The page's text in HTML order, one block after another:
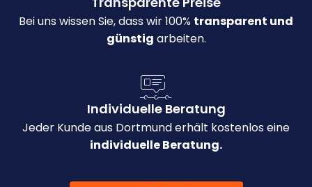
Bei uns wissen Sie, dass wir 100% transparent und
günstig arbeiten.
Individuelle Beratung
Jeder Kunde aus Dortmund erhält kostenlos eine
individuelle Beratung.